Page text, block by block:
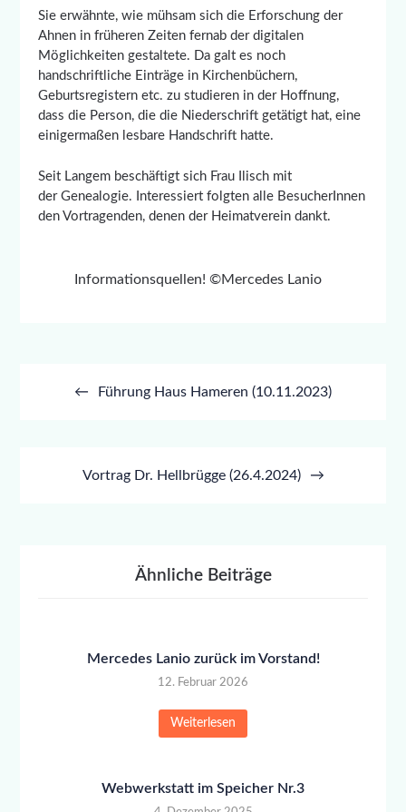
Sie erwähnte, wie mühsam sich die Erforschung der
Ahnen in früheren Zeiten fernab der digitalen
Möglichkeiten gestaltete. Da galt es noch
handschriftliche Einträge in Kirchenbüchern,
Geburtsregistern etc. zu studieren in der Hoffnung,
dass die Person, die die Niederschrift getätigt hat, eine
einigermaßen lesbare Handschrift hatte.
Seit Langem beschäftigt sich Frau Ilisch mit
der Genealogie. Interessiert folgten alle BesucherInnen
den Vortragenden, denen der Heimatverein dankt.
Informationsquellen! ©Mercedes Lanio
Führung Haus Hameren (10.11.2023)
Vortrag Dr. Hellbrügge (26.4.2024)
Ähnliche Beiträge
Mercedes Lanio zurück im Vorstand!
12. Februar 2026
Weiterlesen
Webwerkstatt im Speicher Nr.3